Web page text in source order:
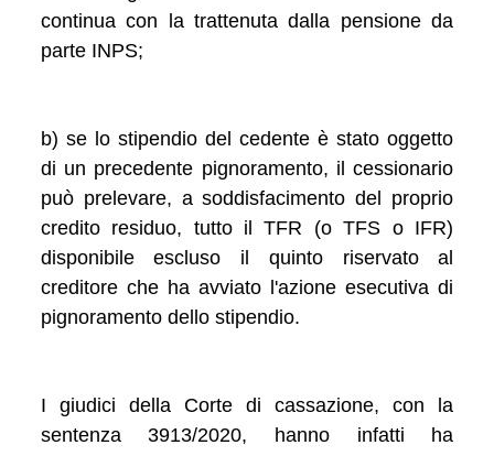
continua con la trattenuta dalla pensione da
parte INPS;
b) se lo stipendio del cedente è stato oggetto
di un precedente pignoramento, il cessionario
può prelevare, a soddisfacimento del proprio
credito residuo, tutto il TFR (o TFS o IFR)
disponibile escluso il quinto riservato al
creditore che ha avviato l'azione esecutiva di
pignoramento dello stipendio.
I giudici della Corte di cassazione, con la
sentenza 3913/2020, hanno infatti ha